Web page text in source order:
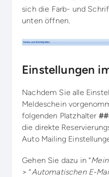
sich die Farb- und
unten öffnen.
Einstellungen
Nachdem Sie alle
Meldeschein
folgenden Platzhalter
die direkte
Auto Mailing
Gehen Sie dazu in “
> “Automatischen E-